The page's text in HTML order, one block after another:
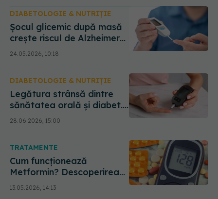
DIABETOLOGIE & NUTRIȚIE
Șocul glicemic după masă
crește riscul de Alzheimer
cu 70%. De ce testul de
dimineață nu mai este
24.05.2026, 10:18
DIABETOLOGIE & NUTRIȚIE
Legătura strânsă dintre
sănătatea orală și diabet.
Ce trebuie să știi
28.06.2026, 15:00
TRATAMENTE
Cum funcționează
Metformin? Descoperirea
care schimbă tratamentul
diabetului de tip 2
13.05.2026, 14:13